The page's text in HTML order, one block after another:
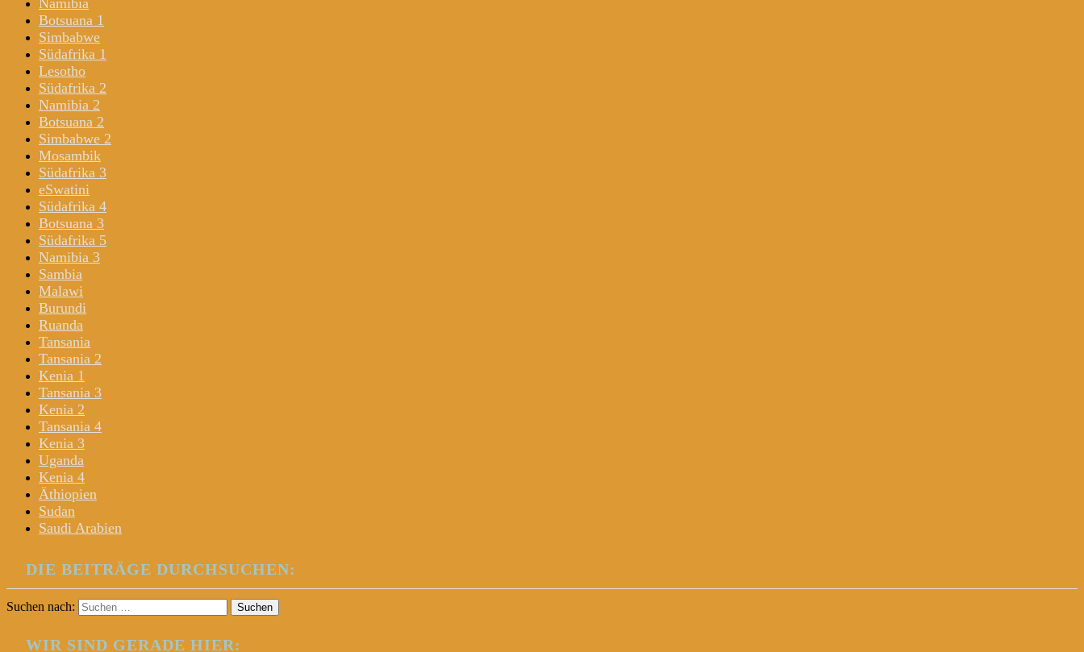
Namibia
Botsuana 1
Simbabwe
Südafrika 1
Lesotho
Südafrika 2
Namibia 2
Botsuana 2
Simbabwe 2
Mosambik
Südafrika 3
eSwatini
Südafrika 4
Botsuana 3
Südafrika 5
Namibia 3
Sambia
Malawi
Burundi
Ruanda
Tansania
Tansania 2
Kenia 1
Tansania 3
Kenia 2
Tansania 4
Kenia 3
Uganda
Kenia 4
Äthiopien
Sudan
Saudi Arabien
DIE BEITRÄGE DURCHSUCHEN:
Suchen nach:
WIR SIND GERADE HIER: